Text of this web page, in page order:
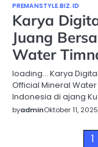
PREMANSTYLE.BIZ.ID
Karya
Juang
Water
loading… Karya
Official Mineral
Indonesia di ajang
byadminOktober 11, 2025
1